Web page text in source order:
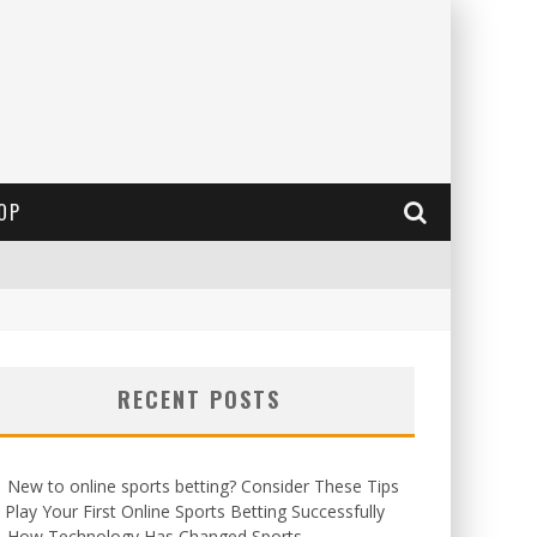
RECENT POSTS
New to online sports betting? Consider These Tips
Your First Online Sports Betting Successfully